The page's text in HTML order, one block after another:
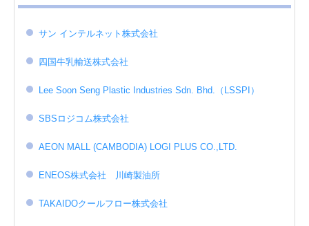
サン インテルネット株式会社
四国牛乳輸送株式会社
Lee Soon Seng Plastic Industries Sdn. Bhd.（LSSPI）
SBSロジコム株式会社
AEON MALL (CAMBODIA) LOGI PLUS CO.,LTD.
ENEOS株式会社 川崎製油所
TAKAIDOクールフロー株式会社